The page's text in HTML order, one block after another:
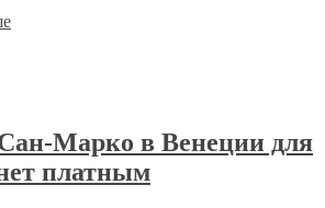
Марко в Венеции для
платным